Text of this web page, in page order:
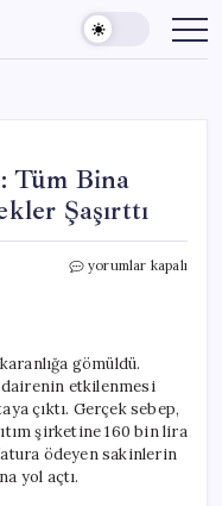
Tüm Bina
Şaşırttı
Elektrik
Karanlıkta
Kaldı,
Gerçekler
Şaşırttı
yorumlar kapalı
gömüldü.
etkilenmesi
çıktı. Gerçek sebep,
şirketine 160 bin lira
ödeyen sakinlerin
yol açtı.